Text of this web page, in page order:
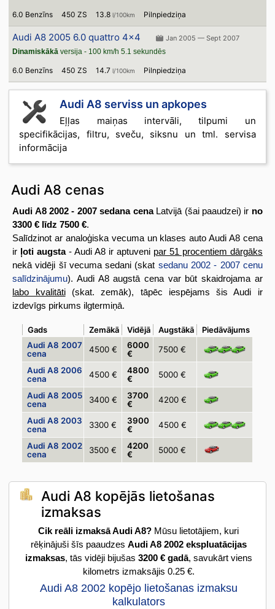
6.0 Benzīns 450 ZS 13.8l/100km Pilnpiedziņa
Audi A8 2005 6.0 quattro 4x4
Jan 2005 — Sept 2007
Dinamiskākā versija - 100 km/h 5.1 sekundēs
6.0 Benzīns 450 ZS 14.7l/100km Pilnpiedziņa
Audi A8 serviss un apkopes
Eļļas maiņas intervāli, tilpumi un
specifikācijas, filtru, sveču, siksnu un tml. servisa
informācija
Audi A8 cenas
Audi A8 2002 - 2007 sedana cenaLatvijā (šai paaudzei) ir no
3300 € līdz 7500 €.
Salīdzinot ar analoģiska vecuma un klases auto Audi A8 cena
ir ļoti augsta- Audi A8 ir aptuveni par 51 procentiem dārgāks
nekā vidēji šī vecuma sedani (skat sedanu 2002 - 2007 cenu
salīdzinājumu). Audi A8 augstā cena var būt skaidrojama ar
labo kvalitāti(skat. zemāk), tāpēc iespējams šis Audi ir
izdevīgs pirkums ilgtermiņā.
Gads Zemākā Vidējā Augstākā
Piedāvājums
Audi A8 2007
cena
4500 €
6000
€
7500 €
Audi A8 2006
cena
4500 €
4800
€
5000 €
Audi A8 2005
cena
3400 €
3700
€
4200 €
Audi A8 2003
cena
3300 €
3900
€
4500 €
Audi A8 2002
cena
3500 €
4200
€
5000 €
Audi A8 kopējās lietošanas
izmaksas
Cik reāli izmaksā Audi A8? Mūsu lietotājiem, kuri
rēķinājuši šīs paaudzes Audi A8 2002 ekspluatācijas
izmaksas, tās vidēji bijušas 3200 € gadā, savukārt viens
kilometrs izmaksājis 0.25 €.
Audi A8 2002 kopējo lietošanas izmaksu
kalkulators